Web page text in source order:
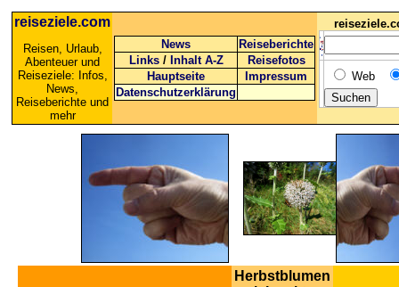
reiseziele.com
Reisen, Urlaub,
Abenteuer und
Reiseziele: Infos,
News,
Reiseberichte und
mehr
News
Reiseberichte
Links / Inhalt A-Z
Reisefotos
Hauptseite
Impressum
Datenschutzerklärung
Web
Herbstblumen